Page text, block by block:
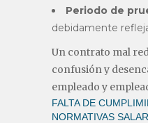
Periodo de
debidamente
Un contrato mal
confusión y
empleado y
FALTA DE
NORMATIVAS